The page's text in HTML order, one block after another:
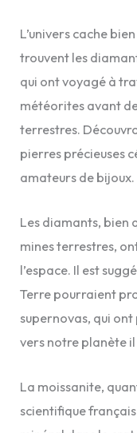
L’univers cache
trouvent les
qui ont voyagé à
météorites avant
terrestres.
pierres précieuses
amateurs de bijoux.
Les diamants, bien
mines terrestres,
l’espace. Il est
Terre pourraient
supernovas, qui ont
vers notre planète il
La moissanite,
scientifique